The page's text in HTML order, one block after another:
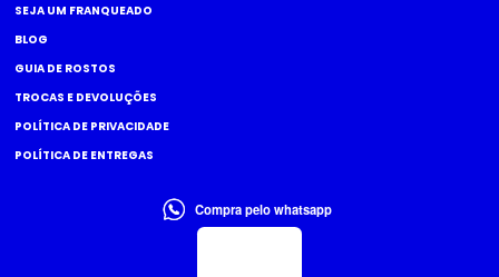
SEJA UM FRANQUEADO
BLOG
GUIA DE ROSTOS
TROCAS E DEVOLUÇÕES
POLÍTICA DE PRIVACIDADE
POLÍTICA DE ENTREGAS
Compra pelo whatsapp